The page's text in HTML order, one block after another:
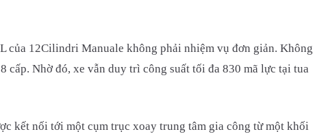
của 12Cilindri Manuale không phải nhiệm vụ đơn giản. Không
cấp. Nhờ đó, xe vẫn duy trì công suất tối đa 830 mã lực tại tua
kết nối tới một cụm trục xoay trung tâm gia công từ một khối